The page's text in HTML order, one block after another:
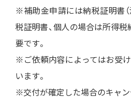
※補助金申請には納税証明書
税証明書、個人の場合は所得税
要です。
※ご依頼内容によってはお受
います。
※交付が確定した場合のキャン